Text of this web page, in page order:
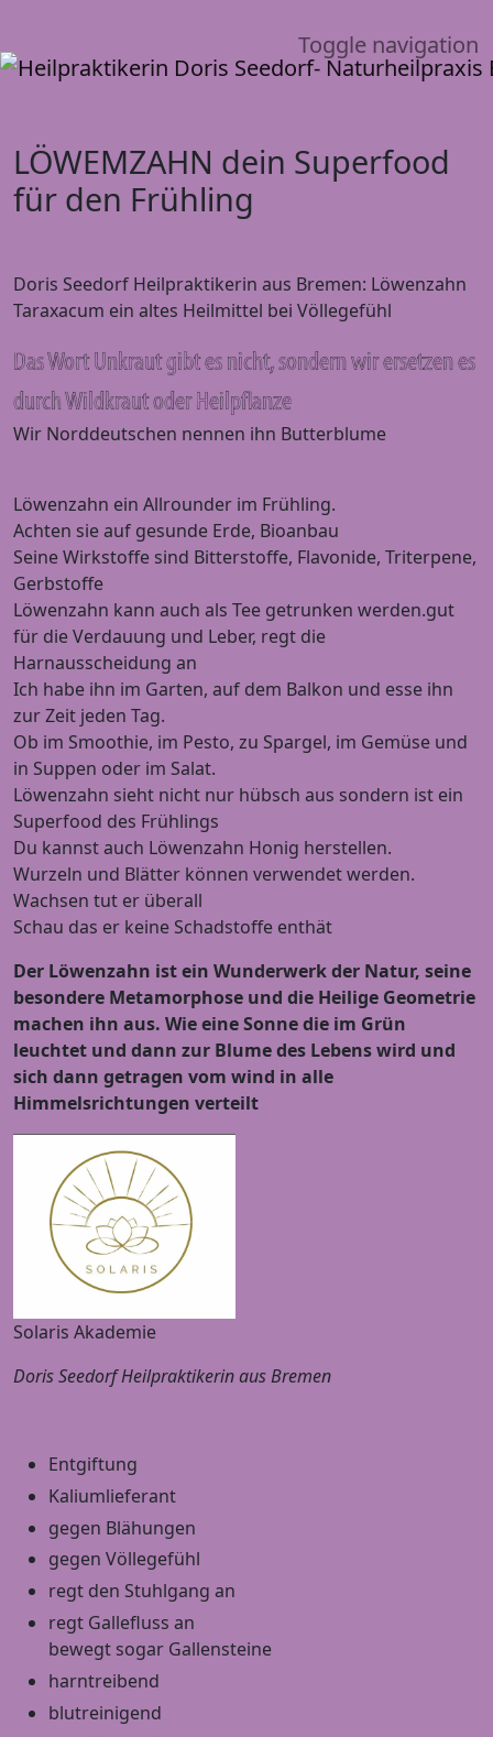
Toggle navigation
LÖWEMZAHN dein Superfood
für den Frühling
Doris Seedorf Heilpraktikerin aus Bremen: Löwenzahn
Taraxacum ein altes Heilmittel bei Völlegefühl
Das Wort Unkraut gibt es nicht, sondern wir ersetzen es
durch Wildkrautoder Heilpflanze
Wir Norddeutschen nennen ihn Butterblume
Löwenzahn ein Allrounder im Frühling.
Achten sie auf gesunde Erde, Bioanbau
Seine Wirkstoffe sind Bitterstoffe, Flavonide, Triterpene,
Gerbstoffe
Löwenzahn kann auch als Tee getrunken werden.gut
für die Verdauung und Leber, regt die
Harnausscheidung an
Ich habe ihn im Garten, auf dem Balkon und esse ihn
zur Zeit jeden Tag.
Ob im Smoothie, im Pesto, zu Spargel, im Gemüse und
in Suppen oder im Salat.
Löwenzahn sieht nicht nur hübsch aus sondern ist ein
Superfood des Frühlings
Du kannst auch Löwenzahn Honig herstellen.
Wurzeln und Blätter können verwendet werden.
Wachsen tut er überall
Schau das er keine Schadstoffe enthät
Der Löwenzahn ist ein Wunderwerk der Natur, seine
besondere Metamorphose und die Heilige Geometrie
machen ihn aus. Wie eine Sonne die im Grün
leuchtet und dann zur Blume des Lebens wird und
sich dann getragen vom wind in alle
Himmelsrichtungen verteilt
Solaris Akademie
Doris Seedorf Heilpraktikerin aus Bremen
Entgiftung
Kaliumlieferant
gegen Blähungen
gegen Völlegefühl
regt den Stuhlgang an
regt Gallefluss an
bewegt sogar Gallensteine
harntreibend
blutreinigend